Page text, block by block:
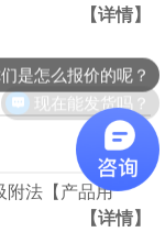
【详情】
附法【产品用
【详情】
是怎么报价的呢？
现在能发货吗？